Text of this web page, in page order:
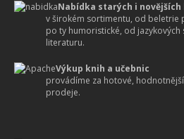
Nabídka starých i novějších
v širokém sortimentu, od beletrie
po ty humoristické, od
literaturu.
Výkup knih a učebnic
provádíme za hotové,
prodeje.